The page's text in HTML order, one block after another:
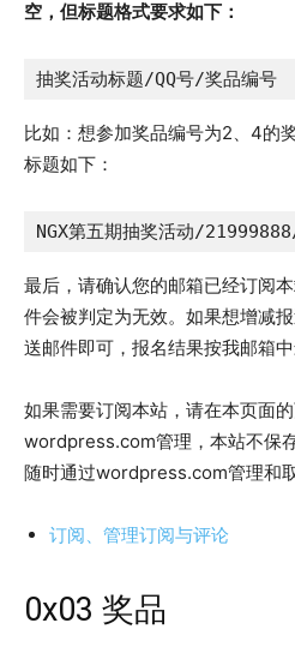
空，但标题格式要求如下：
抽奖活动标题/QQ号/奖品编号
比如：想参加奖品编号为2、4的
标题如下：
NGX第五期抽奖活动/
最后，请确认您的邮箱已经订阅
件会被判定为无效。如果想增减
送邮件即可，报名结果按我邮箱
如果需要订阅本站，请在本页面
wordpress.com管理，本站不保
随时通过wordpress.com管理和
订阅、管理订阅与评论
0x03 奖品